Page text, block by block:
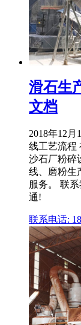
滑石生
文档
2018年12
线工艺流程
沙石厂粉碎
线、磨粉生
服务。 联
通!
联系电话: